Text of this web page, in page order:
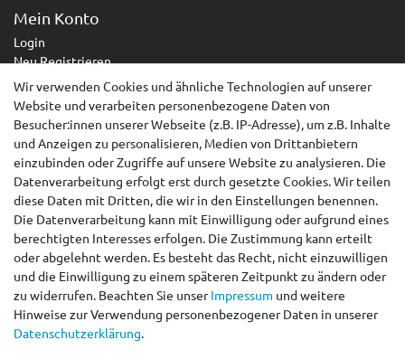
Mein Konto
Login
Neu Registrieren
Service
Zahlungsarten
Versandarten & -kosten
Kontakt
Widerrufsrecht
Widerruf erklären
AGB
Impressum
Datenschutzerklärung
Barrierefreiheitserklärung
Kontakt
Wir verwenden Cookies und ähnliche Technologien auf unserer
Website und verarbeiten personenbezogene Daten von
Besucher:innen unserer Webseite (z.B. IP-Adresse), um z.B. Inhalte
und Anzeigen zu personalisieren, Medien von Drittanbietern
einzubinden oder Zugriffe auf unsere Website zu analysieren. Die
Datenverarbeitung erfolgt erst durch gesetzte Cookies. Wir teilen
diese Daten mit Dritten, die wir in den Einstellungen benennen.
Die Datenverarbeitung kann mit Einwilligung oder aufgrund eines
berechtigten Interesses erfolgen. Die Zustimmung kann erteilt
oder abgelehnt werden. Es besteht das Recht, nicht einzuwilligen
und die Einwilligung zu einem späteren Zeitpunkt zu ändern oder
zu widerrufen. Beachten Sie unserImpressum und weitere
Hinweise zur Verwendung personenbezogener Daten in unserer
Daten­schutz­erklärung.